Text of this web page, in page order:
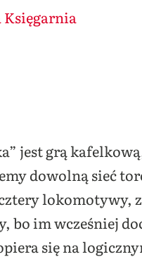
Księgarnia
jest grą
dowolną sieć
lokomotywy,
bo im wcześniej
się na